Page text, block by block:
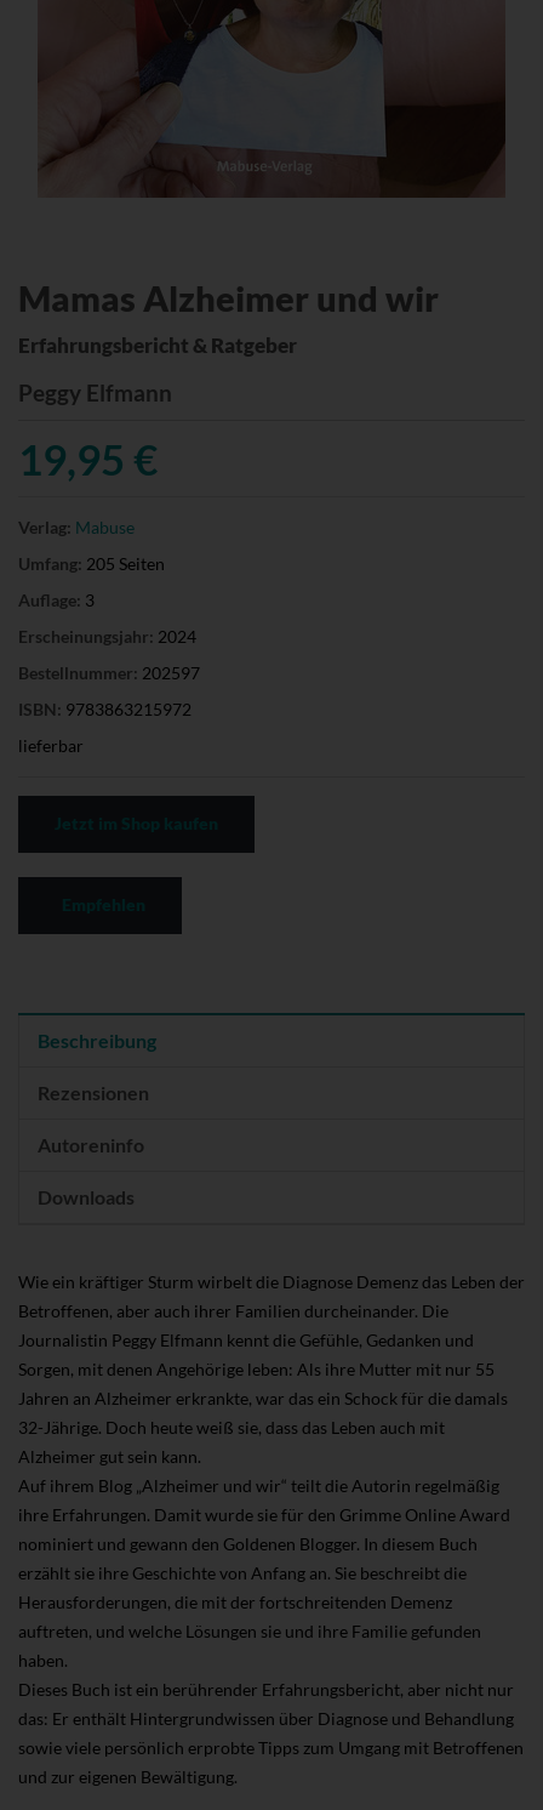
Mamas Alzheimer und wir
Erfahrungsbericht & Ratgeber
Peggy Elfmann
19,95 €
Verlag: Mabuse
Umfang: 205 Seiten
Auflage: 3
Erscheinungsjahr: 2024
Bestellnummer: 202597
ISBN: 9783863215972
lieferbar
Beschreibung
Rezensionen
Autoreninfo
Downloads
Wie ein kräftiger Sturm wirbelt die Diagnose Demenz das Leben der
Betroffenen, aber auch ihrer Familien durcheinander. Die
Journalistin Peggy Elfmann kennt die Gefühle, Gedanken und
Sorgen, mit denen Angehörige leben: Als ihre Mutter mit nur 55
Jahren an Alzheimer erkrankte, war das ein Schock für die damals
32-Jährige. Doch heute weiß sie, dass das Leben auch mit
Alzheimer gut sein kann.
Auf ihrem Blog „Alzheimer und wir“ teilt die Autorin regelmäßig
ihre Erfahrungen. Damit wurde sie für den Grimme Online Award
nominiert und gewann den Goldenen Blogger. In diesem Buch
erzählt sie ihre Geschichte von Anfang an. Sie beschreibt die
Herausforderungen, die mit der fortschreitenden Demenz
auftreten, und welche Lösungen sie und ihre Familie gefunden
haben.
Dieses Buch ist ein berührender Erfahrungsbericht, aber nicht nur
das: Er enthält Hintergrundwissen über Diagnose und Behandlung
sowie viele persönlich erprobte Tipps zum Umgang mit Betroffenen
und zur eigenen Bewältigung.